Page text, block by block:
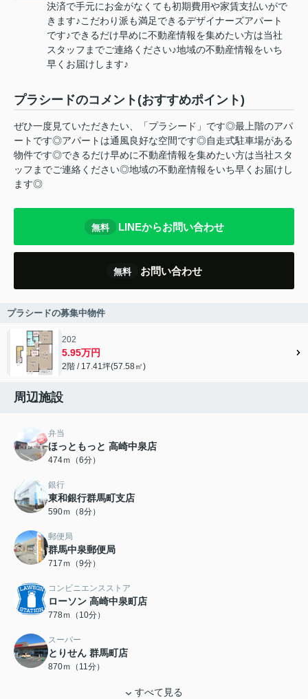
決済で手元にお金がなくても初期費用や家賃支払いがで
きます♪こだわり派も満足できるデザイナーズアパート
です♪できるだけ早めに不動産情報を集めたい方は当社
スタッフまでご連絡ください♪地域の不動産情報をいち
早くお届けします♪
プラシードのコメント(おすすめポイント)
ぜひ一度見ていただきたい、「プラシード」です◎最上階のアパ
ートです◎アパートは通風良好な空間です◎自走式駐車場がある
物件です◎できるだけ早めに不動産情報を集めたい方は当社スタ
ッフまでご連絡ください◎地域の不動産情報をいち早くお届けし
ます◎
無料 LINEからお問い合わせ
無料 お問い合わせ
プラシードの募集中物件
202
5.95万円
2階 / 17.41坪(57.58㎡)
周辺施設
弁当
ほっともっと 高崎中泉店
474ｍ（6分）
銀行
東和銀行群馬町支店
590ｍ（8分）
郵便局
群馬中泉郵便局
717ｍ（9分）
コンビニエンスストア
ローソン 高崎中泉町店
778ｍ（10分）
スーパー
とりせん 群馬町店
870ｍ（11分）
すべて見る